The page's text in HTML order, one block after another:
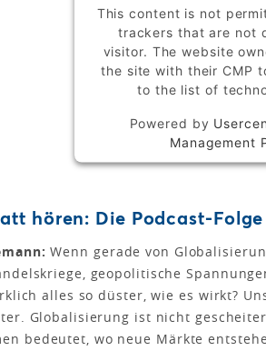
This content is not
trackers that are not
visitor. The website
the site with their CMP
to the list of
Powered by
Management
hören: Die Podcast-
Wenn gerade von
geopolitische
alles so düster, wie es wirkt?
Globalisierung ist nicht
bedeutet, wo neue Märkte